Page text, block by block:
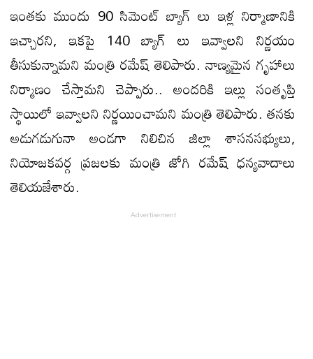
ఇంతకు ముందు 90 సిమెంట్ బ్యాగ్ లు ఇళ్ల నిర్మాణానికి
ఇచ్చారని, ఇకపై 140 బ్యాగ్ లు ఇవ్వాలని నిర్ణయం
తీసుకున్నామని మంత్రి రమేష్ తెలిపారు. నాణ్యమైన గృహాలు
నిర్మాణం చేస్తామని చెప్పారు.. అందరికి ఇల్లు సంతృప్తి
స్థాయిలో ఇవ్వాలని నిర్ణయించామని మంత్రి తెలిపారు. తనకు
అడుగడుగునా అండగా నిలిచిన జిల్లా శాసనసభ్యులు,
నియోజకవర్గ ప్రజలకు మంత్రి జోగి రమేష్ ధన్యవాదాలు
తెలియజేశారు.